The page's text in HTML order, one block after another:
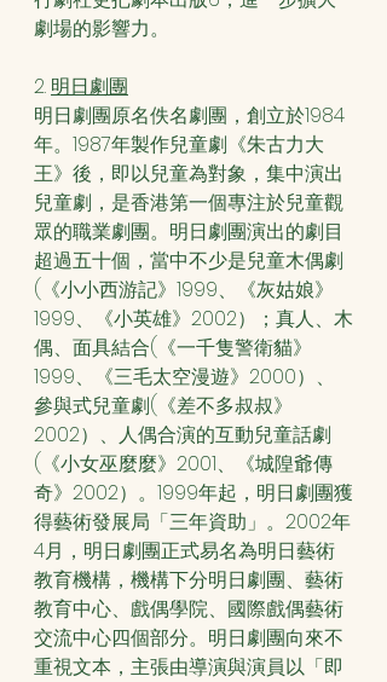
劇場的影響力。
2. 明日劇團
明日劇團原名佚名劇團，創立於1984
年。1987年製作兒童劇《朱古力大
王》後，即以兒童為對象，集中演出
兒童劇，是香港第一個專注於兒童觀
眾的職業劇團。明日劇團演出的劇目
超過五十個，當中不少是兒童木偶劇
(《小小西游記》1999、《灰姑娘》
1999、《小英雄》2002）；真人、木
偶、面具結合(《一千隻警衛貓》
1999、《三毛太空漫遊》2000）、
參與式兒童劇(《差不多叔叔》
2002）、人偶合演的互動兒童話劇
(《小女巫麼麼》2001、《城隍爺傳
奇》2002）。1999年起，明日劇團獲
得藝術發展局「三年資助」。2002年
4月，明日劇團正式易名為明日藝術
教育機構，機構下分明日劇團、藝術
教育中心、戲偶學院、國際戲偶藝術
交流中心四個部分。明日劇團向來不
重視文本，主張由導演與演員以「即